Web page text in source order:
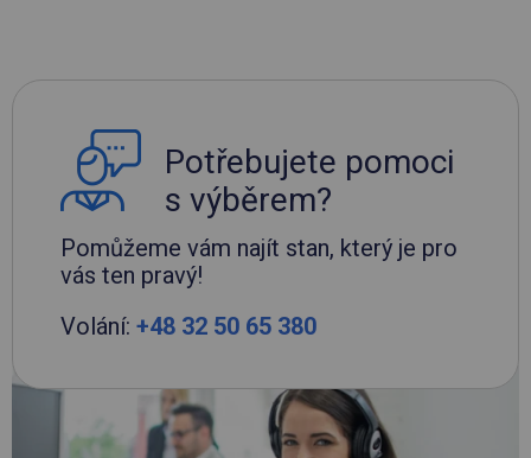
Potřebujete pomoci
s výběrem?
Pomůžeme vám najít stan, který je pro
vás ten pravý!
Volání: +48 32 50 65 380